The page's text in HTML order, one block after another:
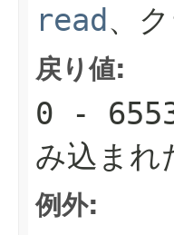
read、
戻り値:
0 -
み込まれ
例外: